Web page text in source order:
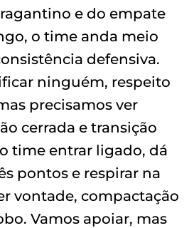
e do empate
o time anda meio
defensiva.
ninguém, respeito
precisamos ver
cerrada e transição
time entrar ligado, dá
pontos e respirar na
vontade, compactação
Vamos apoiar, mas